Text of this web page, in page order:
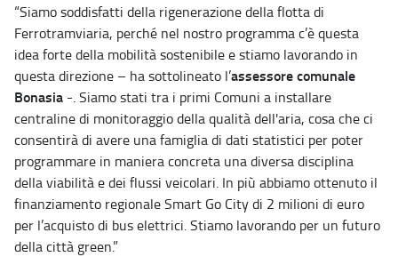
“Siamo soddisfatti della rigenerazione della flotta di
Ferrotramviaria, perché nel nostro programma c’è questa
idea forte della mobilità sostenibile e stiamo lavorando in
questa direzione – ha sottolineato l’assessore comunale
Bonasia -. Siamo stati tra i primi Comuni a installare
centraline di monitoraggio della qualità dell'aria, cosa che ci
consentirà di avere una famiglia di dati statistici per poter
programmare in maniera concreta una diversa disciplina
della viabilità e dei flussi veicolari. In più abbiamo ottenuto il
finanziamento regionale Smart Go City di 2 milioni di euro
per l’acquisto di bus elettrici. Stiamo lavorando per un futuro
della città green.”